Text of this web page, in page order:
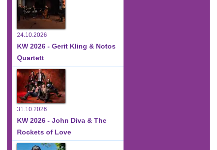
24.10.2026
KW 2026 - Gerit Kling & Notos
Quartett
31.10.2026
KW 2026 - John Diva & The
Rockets of Love